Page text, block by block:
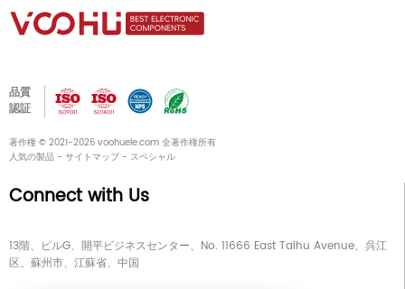
品質
認証
著作権 © 2021-2026 voohuele.com 全著作権所有
人気の製品 - サイトマップ- スペシャル
Connect with Us
13階、ビルG、開平ビジネスセンター、No. 11666 East Taihu Avenue、呉江
区、蘇州市、江蘇省、中国